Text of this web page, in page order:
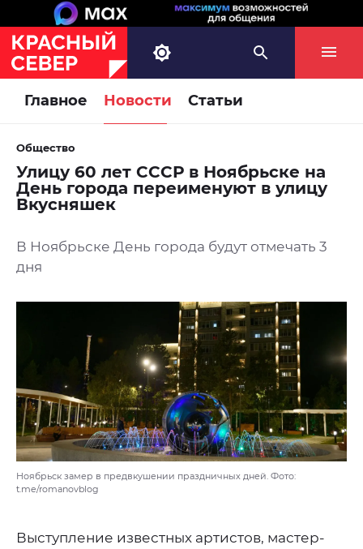
Главное Новости Статьи
Общество
Улицу 60 лет СССР в Ноябрьске на
День города переименуют в улицу
Вкусняшек
В Ноябрьске День города будут отмечать 3
дня
Ноябрьск замер в предвкушении праздничных дней. Фото:
t.me/romanovblog
Выступление известных артистов, мастер-